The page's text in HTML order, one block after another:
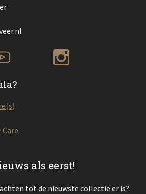
als eerst!
tot de nieuwste collectie er is?